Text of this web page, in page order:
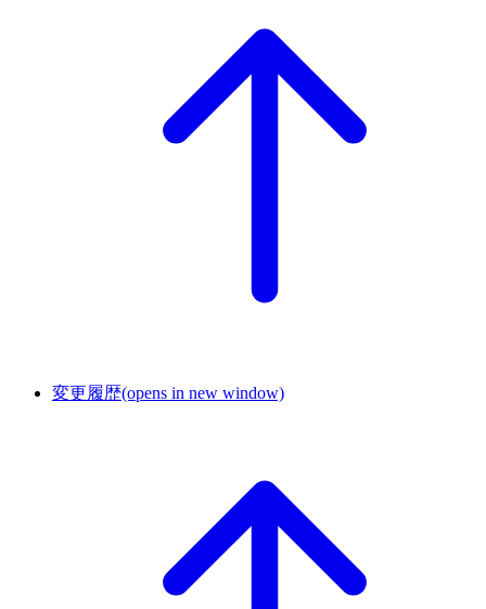
変更履歴(opens in new window)